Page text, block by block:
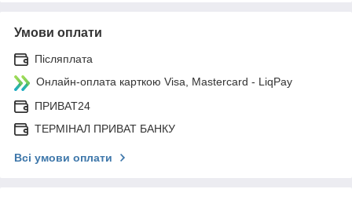
Умови оплати
Післяплата
Онлайн-оплата карткою Visa, Mastercard - LiqPay
ПРИВАТ24
ТЕРМІНАЛ ПРИВАТ БАНКУ
Всі умови оплати